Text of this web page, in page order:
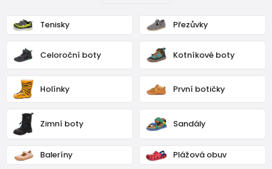
Tenisky Přezůvky
Celoroční boty Kotníkové boty
Holínky První botičky
Zimní boty Sandály
Baleríny Plážová obuv